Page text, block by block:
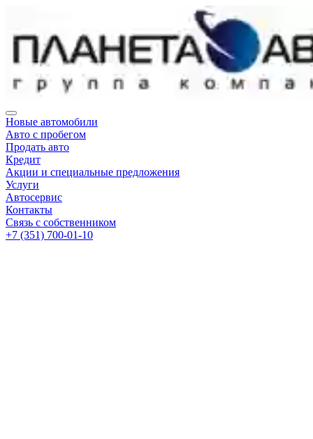
Новые автомобили
Авто с пробегом
Продать авто
Кредит
Акции и специальные предложения
Услуги
Автосервис
Контакты
Связь с собственником
+7 (351) 700-01-10